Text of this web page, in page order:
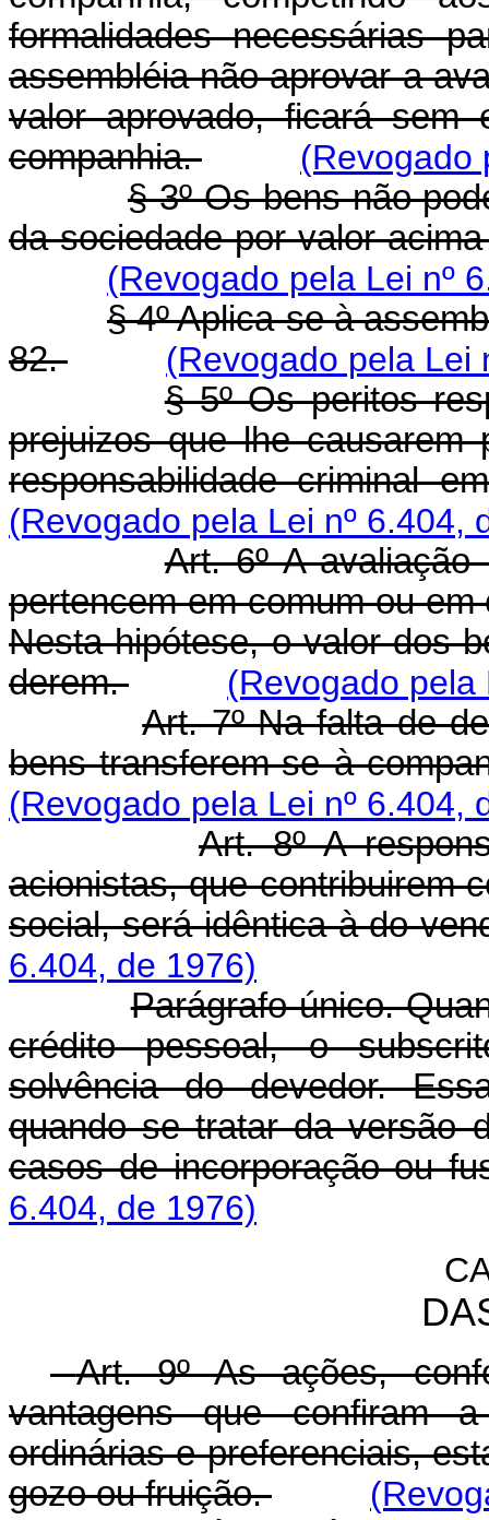
formalidades necessárias
assembléia não aprovar a
valor aprovado, ficará sem
companhia.
(Revogado
§ 3º Os bens não
da sociedade por valor
(Revogado pela Lei nº
§ 4º Aplica-se à
82.
(Revogado pela Lei
§ 5º Os peritos
prejuizos que lhe
responsabilidade criminal
(Revogado pela Lei nº 6.404,
Art. 6º A
pertencem em comum ou
Nesta hipótese, o valor dos
derem.
(Revogado pela
Art. 7º Na falta de
bens transferem-se à
(Revogado pela Lei nº 6.404,
Art. 8º A
acionistas, que contribuirem
social, será idêntica à do
6.404, de 1976)
Parágrafo único.
crédito pessoal, o
solvência do devedor.
quando se tratar da versão
casos de incorporação ou
6.404, de 1976)
Art. 9º As ações,
vantagens que confiram
ordinárias e preferenciais,
gozo ou fruição.